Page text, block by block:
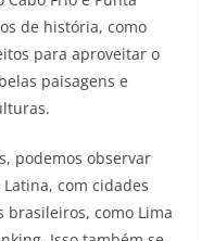
de história, como
para aproveitar o
paisagens e
podemos observar
com cidades
como Lima